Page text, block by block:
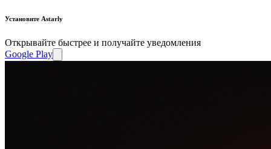
Установите Astarly
Открывайте быстрее и получайте уведомления
Google Play